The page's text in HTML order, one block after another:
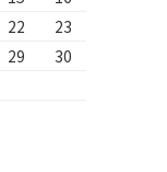
22
23
29
30